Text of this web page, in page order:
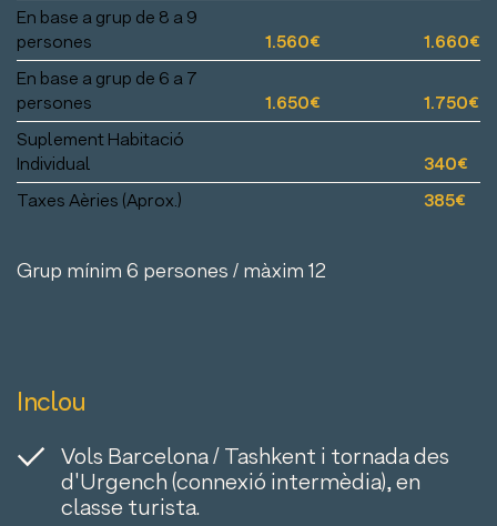
En base a grup de 8 a 9
persones
1.560€
1.660€
En base a grup de 6 a 7
persones
1.650€
1.750€
Suplement Habitació
Individual
340€
Taxes Aèries (Aprox.)
385€
Grup mínim 6 persones / màxim 12
Inclou
Vols Barcelona / Tashkent i tornada des
d'Urgench (connexió intermèdia), en
classe turista.